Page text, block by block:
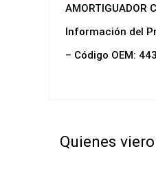
AMORTIGUADOR
Información del
– Código OEM:
Quienes